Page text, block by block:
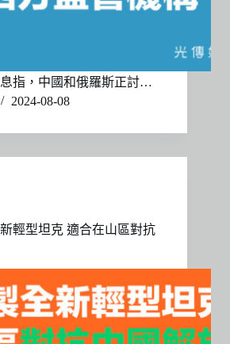
息指，中國和俄羅斯正討…
2024-08-08
輕型坦克 適合在山區對抗